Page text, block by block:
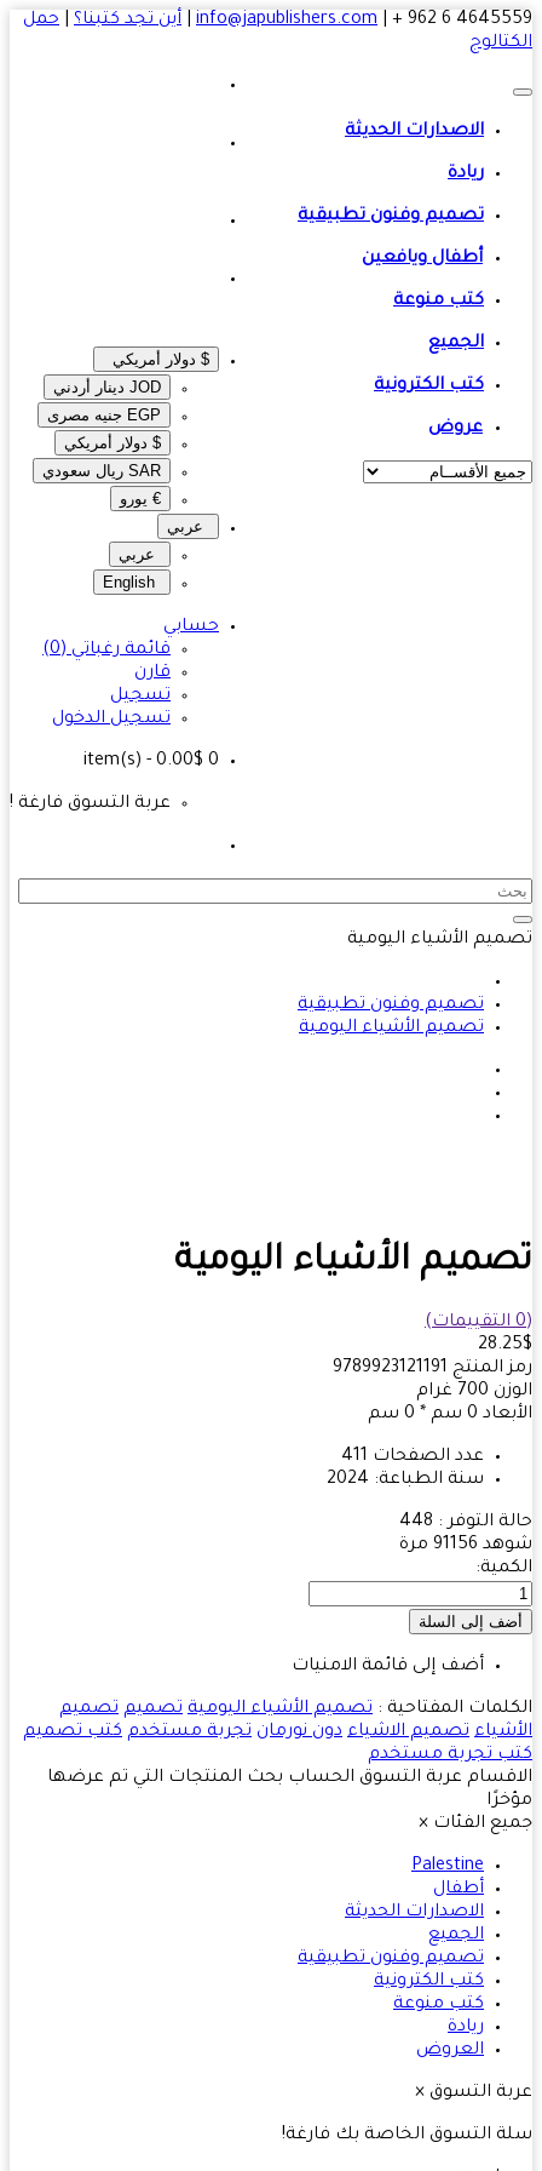
4645559 6
|
info@japublishers.com
|أين تجد كتبنا؟|حمل
$ دولار أمريكي
JOD دينار أردني
EGP جنيه مصرى‎
$ دولار أمريكي
SAR ريال سعودي
€ يورو
عربي
عربي
English
حسابي
قائمة رغباتي (0)
قارن
تسجيل
تسجيل الدخول
item(s)
- 0.00$
عربة التسوق فارغة !
الاصدارات الحديثة
ريادة
تصميم وفنون تطبيقية
أطفال ويافعين
كتب منوعة
الجميع
كتب الكترونية
عروض
الأشياء اليومية
تصميم وفنون تطبيقية
تصميم الأشياء اليومية
الأشياء اليومية
المنتج9789923121191
700
غرام
0 سم * 0 سم
عدد الصفحات 411
سنة الطباعة: 2024
التوفر : 448
91156 مرة
أضف إلى قائمة الامنيات
المفتاحية :تصميم الأشياء اليومية تصميم تصميم
تصميم الاشياء دون نورمان تجربة مستخدم كتب تصميم
تجربة مستخدم
عربة التسوق الحساب بحث المنتجات التي تم عرضها
الفئات ×
Palestine
أطفال
الاصدارات الحديثة
الجميع
تصميم وفنون تطبيقية
كتب الكترونية
كتب منوعة
ريادة
العروض
التسوق ×
التسوق الخاصة بك فارغة!